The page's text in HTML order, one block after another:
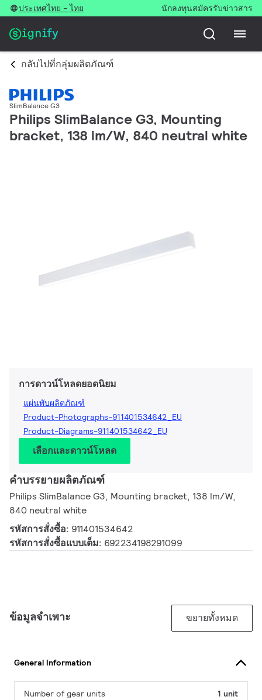
ประเทศไทย - ไทย นักลงทุนสมัครรับข่าวสาร
กลับไปที่กลุ่มผลิตภัณฑ์
SlimBalance G3
Philips SlimBalance G3, Mounting
bracket, 138 lm/W, 840 neutral white
การดาวน์โหลดยอดนิยม
แผ่นพับผลิตภัณฑ์
Product-Photographs-911401534642_EU
Product-Diagrams-911401534642_EU
เลือกและดาวน์โหลด
คำบรรยายผลิตภัณฑ์
Philips SlimBalance G3, Mounting bracket, 138 lm/W,
840 neutral white
รหัสการสั่งซื้อ: 911401534642
รหัสการสั่งซื้อแบบเต็ม: 692234198291099
ข้อมูลจำเพาะ ขยายทั้งหมด
General Information
Number of gear units 1 unit